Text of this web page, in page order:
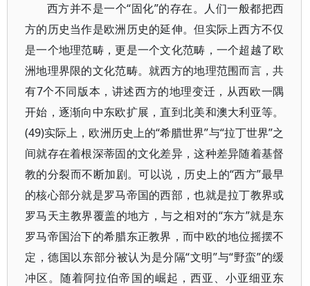
西方并不是一个“固化”的存在。人们一般都把西
方的历史当作是欧洲历史的延伸。但实际上西方不仅
是一个地理范畴，更是一个文化范畴，一个超越了欧
洲地理界限的文化范畴。就西方的地理范围而言，共
有7个不同版本，讲述西方的地理变迁，从西欧一隅
开始，逐渐向中东欧扩展，直到北美和澳大利亚等。
(49)实际上，欧洲历史上的“希腊世界”与“拉丁世界”之
间就存在着根深蒂固的文化差异，这种差异随着基督
教的分裂而不断加剧。可以说，历史上的“西方”最早
的核心部分就是罗马帝国的西部，也就是拉丁教界或
罗马天主教界覆盖的地方，与之相对的“东方”就是东
罗马帝国治下的希腊东正教界，而中欧的地位摇摆不
定，德国以东部分被认为是分隔“文明”与“野蛮”的缓
冲区。随着阿拉伯帝国的崛起，西亚、小亚细亚东